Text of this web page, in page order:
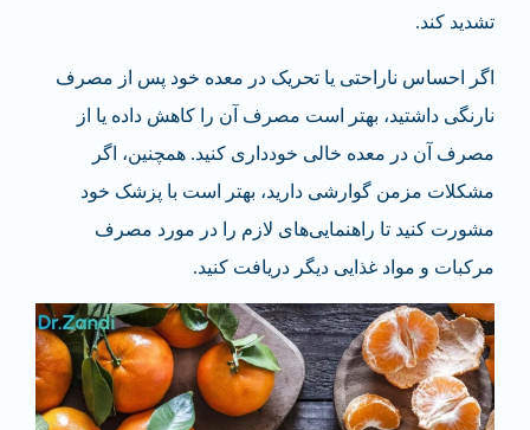
تشدید کند.
اگر احساس ناراحتی یا تحریک در معده خود پس از مصرف
نارنگی داشتید، بهتر است مصرف آن را کاهش داده یا از
مصرف آن در معده خالی خودداری کنید. همچنین، اگر
مشکلات مزمن گوارشی دارید، بهتر است با پزشک خود
مشورت کنید تا راهنمایی‌های لازم را در مورد مصرف
مرکبات و مواد غذایی دیگر دریافت کنید.